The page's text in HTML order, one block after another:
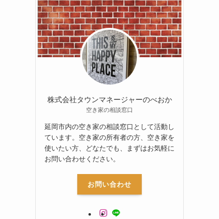
株式会社タウンマネージャーのべおか
空き家の相談窓口
延岡市内の空き家の相談窓口として活動し
ています。空き家の所有者の方、空き家を
使いたい方、どなたでも、まずはお気軽に
お問い合わせください。
お問い合わせ